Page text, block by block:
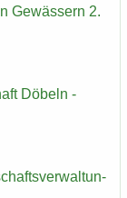
Ge­wäs­sern 2.
Dö­beln -